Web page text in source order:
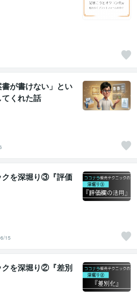
書が書けない」とい
くれた話
クを深堀り③『評価
15
クを深堀り②『差別